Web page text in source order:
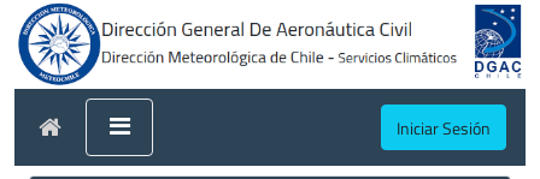
Iniciar Sesión